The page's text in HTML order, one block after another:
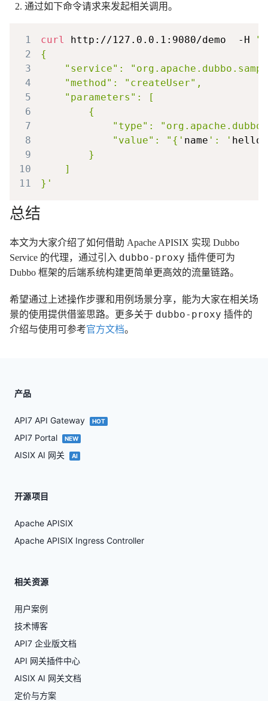
通过如下命令请求来发起相关调用。
1 curl http://127.0.0.1:9080/demo  -H
2
3
4
5
6
7
8
            "value": "{'
name ': ' hello
9
10
11
总结
本文为大家介绍了如何借助 Apache APISIX 实现 Dubbo
Service 的代理，通过引入 dubbo-proxy 插件便可为
Dubbo 框架的后端系统构建更简单更高效的流量链路。
希望通过上述操作步骤和用例场景分享，能为大家在相关场
景的使用提供借鉴思路。更多关于 dubbo-proxy 插件的
介绍与使用可参考官方文档。
产品
API7 API Gateway HOT
API7 Portal NEW
AISIX AI 网关 AI
开源项目
Apache APISIX
Apache APISIX Ingress Controller
相关资源
用户案例
技术博客
API7 企业版文档
API 网关插件中心
AISIX AI 网关文档
定价与方案